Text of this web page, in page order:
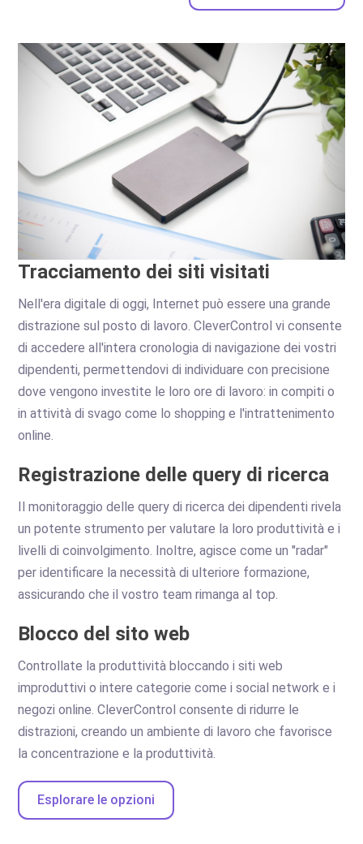
Tracciamento dei siti visitati
Nell'era digitale di oggi, Internet può essere una grande
distrazione sul posto di lavoro. CleverControl vi consente
di accedere all'intera cronologia di navigazione dei vostri
dipendenti, permettendovi di individuare con precisione
dove vengono investite le loro ore di lavoro: in compiti o
in attività di svago come lo shopping e l'intrattenimento
online.
Registrazione delle query di ricerca
Il monitoraggio delle query di ricerca dei dipendenti rivela
un potente strumento per valutare la loro produttività e i
livelli di coinvolgimento. Inoltre, agisce come un "radar"
per identificare la necessità di ulteriore formazione,
assicurando che il vostro team rimanga al top.
Blocco del sito web
Controllate la produttività bloccando i siti web
improduttivi o intere categorie come i social network e i
negozi online. CleverControl consente di ridurre le
distrazioni, creando un ambiente di lavoro che favorisce
la concentrazione e la produttività.
Esplorare le opzioni